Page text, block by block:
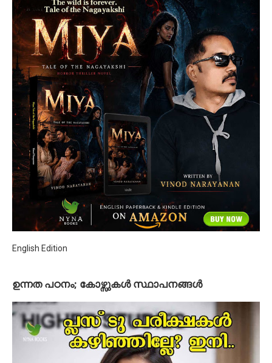
English Edition
ഉന്നത പഠനം; കോഴ്സുകള്‍ സ്ഥാപനങ്ങള്‍